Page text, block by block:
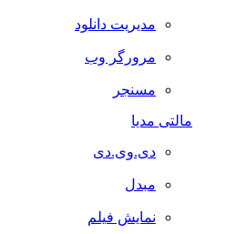
مدیریت دانلود
مرورگر وب
مسنجر
مالتی مدیا
دی.وی.دی
مبدل
نمایش فیلم